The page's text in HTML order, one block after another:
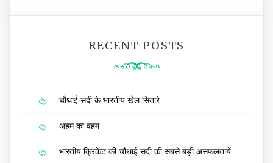
RECENT POSTS
चौथाई सदी के भारतीय खेल सितारे
अहम का वहम
भारतीय क्रिकेट की चौथाई सदी की सबसे बड़ी असफलतायें